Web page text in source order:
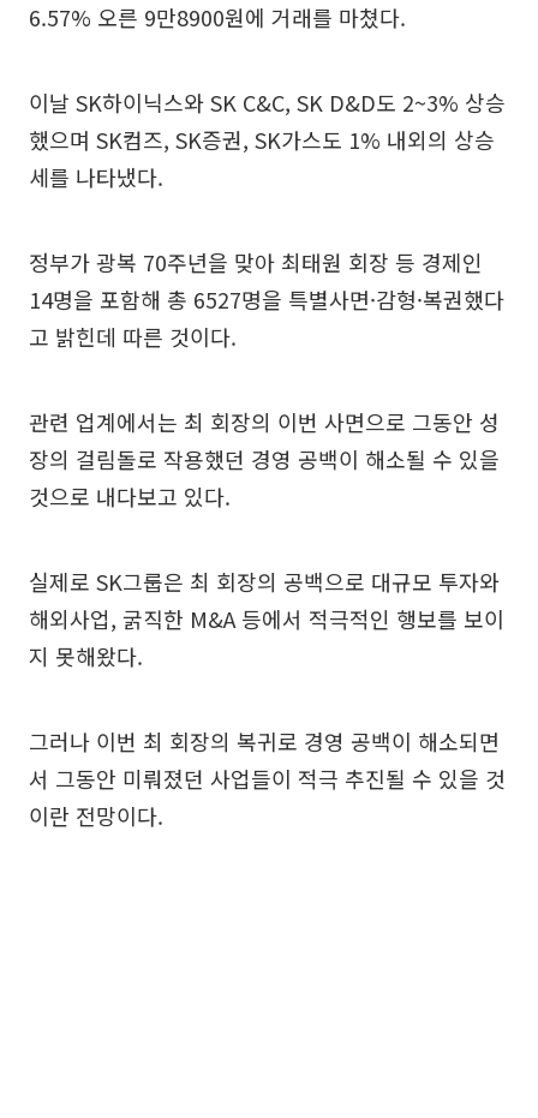
6.57% 오른 9만8900원에 거래를 마쳤다.
이날 SK하이닉스와 SK C&C, SK D&D도 2~3% 상승
했으며 SK컴즈, SK증권, SK가스도 1% 내외의 상승
세를 나타냈다.
정부가 광복 70주년을 맞아 최태원 회장 등 경제인
14명을 포함해 총 6527명을 특별사면·감형·복권했다
고 밝힌데 따른 것이다.
관련 업계에서는 최 회장의 이번 사면으로 그동안 성
장의 걸림돌로 작용했던 경영 공백이 해소될 수 있을
것으로 내다보고 있다.
실제로 SK그룹은 최 회장의 공백으로 대규모 투자와
해외사업, 굵직한 M&A 등에서 적극적인 행보를 보이
지 못해왔다.
그러나 이번 최 회장의 복귀로 경영 공백이 해소되면
서 그동안 미뤄졌던 사업들이 적극 추진될 수 있을 것
이란 전망이다.